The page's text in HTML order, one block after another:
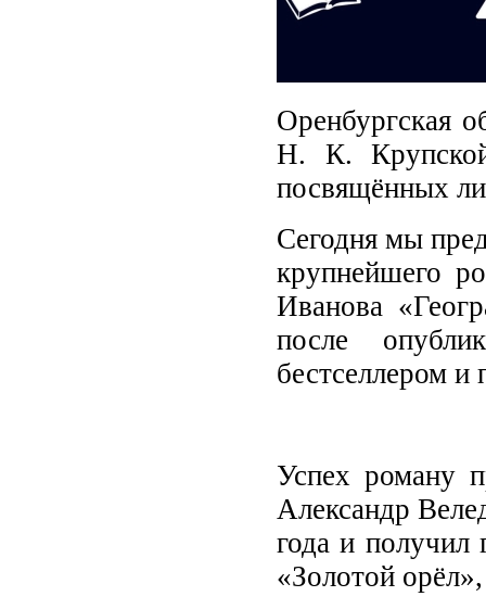
Оренбургская
Н. К.
посвящённых
Сегодня мы
крупнейшего
Иванова
после
бестселлером и
Успех роману
Александр
года и получил
«Золотой